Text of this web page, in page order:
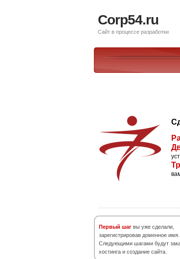
Corp54.ru
Сайт в процессе разработки
Первый шаг вы уже сделали,
зарегистрировав доменное имя.
Следующими шагами будут
хостинга и создание сайта.